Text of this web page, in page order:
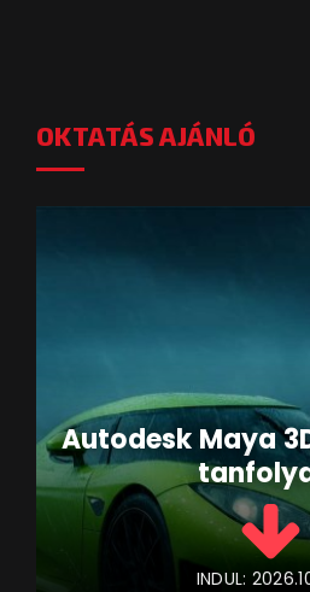
OKTATÁS AJÁNLÓ
Autodesk Maya
INDUL: